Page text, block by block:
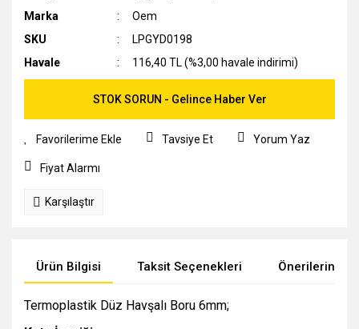
Marka
Oem
SKU
LPGYD0198
Havale
116,40 TL (%3,00 havale indirimi)
STOK SORUN - Gelince Haber Ver
Tavsiye Et Yorum Yaz
Fiyat Alarmı
Karşılaştır
Ürün Bilgisi Taksit Seçenekleri Önerileriniz
Termoplastik Düz Havşalı Boru 6mm;